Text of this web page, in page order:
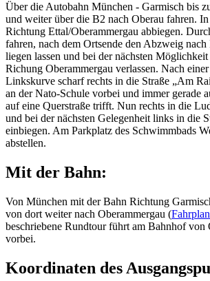
Über die Autobahn München - Garmisch bis
und weiter über die B2 nach Oberau fahren.
Richtung Ettal/Oberammergau abbiegen.
fahren, nach dem Ortsende den Abzweig
liegen lassen und bei der nächsten
Richung Oberammergau verlassen. Nach
Linkskurve scharf rechts in die Straße „Am
an der Nato-Schule vorbei und immer gerade
auf eine Querstraße trifft. Nun rechts in die
und bei der nächsten Gelegenheit links in die
einbiegen. Am Parkplatz des Schwimmbads
abstellen.
Mit der Bahn:
Von München mit der Bahn Richtung
von dort weiter nach Oberammergau (
beschriebene Rundtour führt am Bahnhof von
vorbei.
Koordinaten des